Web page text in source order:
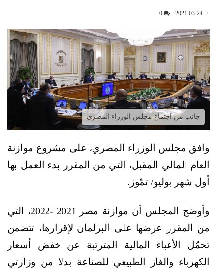
2021-03-24
0
جانب من اجتماع مجلس الورزاء المصري
وافق مجلس الوزراء المصري، على مشروع موازنة
العام المالي المقبل، التي من المقرر بدء العمل بها
أول شهر يوليو/ تمّوز.
وأوضح المجلس أن موازنة مصر 2021 -2022، التي
من المقرر عرضها على البرلمان لإقرارها، تتضمن
تحمّل الأعباء المالية المترتبة عن خفض أسعار
الكهرباء والغاز الطبيعي للصناعة بدلا من وزارتي